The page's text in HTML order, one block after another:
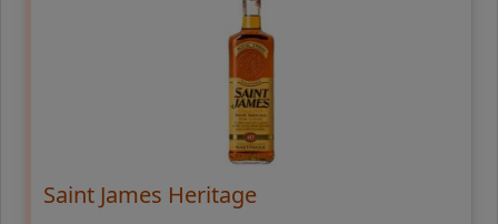
Saint James Heritage